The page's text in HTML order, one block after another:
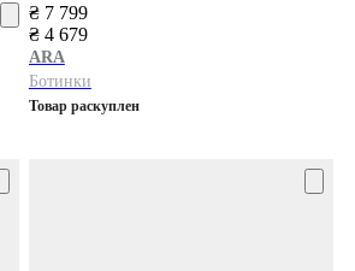
₴ 7 799
₴ 4 679
ARA
Ботинки
Товар раскуплен